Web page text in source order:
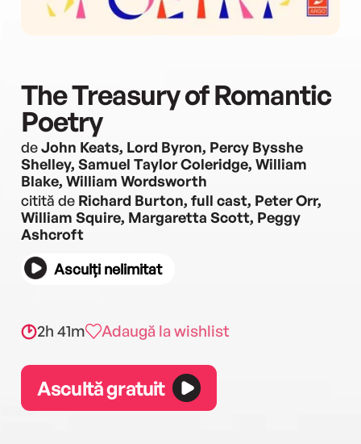
The Treasury of Romantic
Poetry
deJohn Keats, Lord Byron, Percy Bysshe
Shelley, Samuel Taylor Coleridge, William
Blake, William Wordsworth
citită de Richard Burton, full cast, Peter Orr,
William Squire, Margaretta Scott, Peggy
Ashcroft
Asculți nelimitat
2h 41m Adaugă la wishlist
Ascultă gratuit